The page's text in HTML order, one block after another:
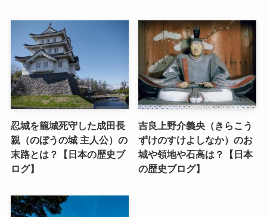
忍城を籠城死守した成田長
親（のぼうの城 主人公）の
末路とは？【日本の歴史ブ
ログ】
吉良上野介義央（きらこう
ずけのすけよしなか）のお
城や領地や石高は？【日本
の歴史ブログ】